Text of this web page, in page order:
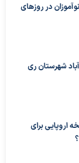
در روزهای
شهرستان ری
اروپایی برای